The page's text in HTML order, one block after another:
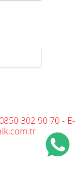
302 90 70 - E-